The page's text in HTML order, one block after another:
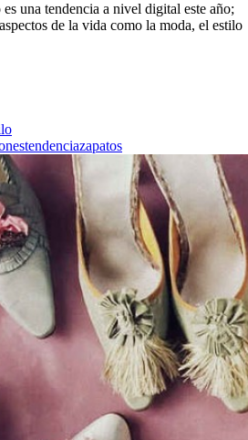
una tendencia a nivel digital este año;
de la vida como la moda, el estilo
tendenciazapatos